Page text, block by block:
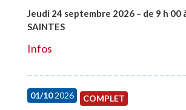
Jeudi 24 septembre 2026 – de 9 h 00
SAINTES
Infos
01/102026 COMPLET